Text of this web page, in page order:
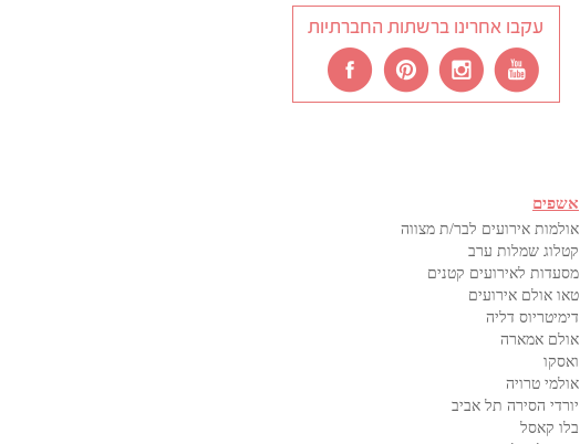
עקבו אחרינו ברשתות החברתיות
אשפים
אולמות אירועים לבר/ת מצווה
קטלוג שמלות ערב
מסעדות לאירועים קטנים
טאו אולם אירועים
דימיטריוס דליה
אולם אמארה
ואסקו
אולמי טרויה
יורדי הסירה תל אביב
בלו קאסל